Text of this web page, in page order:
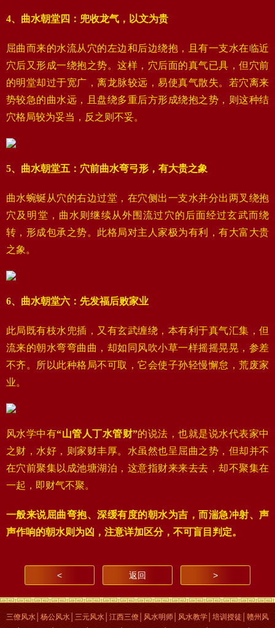
4、曲水朝堂四：兜收龙气，以文为贵
屈曲而来的水流从穴的左边和后边绕抱，且有一支水在临近
穴后又形成一绕抱之势。这样，穴后面的真气已具，但穴前
的明堂却过于宽广，离龙脉较远，易使真气散失。若穴离来
势较急的曲水远，且盘绕多重后方形成绕抱之势，则这种结
穴格局较为妥当，反之则不妥。
5、曲水朝堂五：穴前曲水弯弓形，有大贵之象
曲水蜿蜒从穴的右边过堂，在穴侧出一支水并分出两叉绕抱
穴及明堂，曲水则继续从外围流过穴的后面经过玄武而绕
转，形成包承之势。此格局对主人家极为有利，有大富大贵
之象。
6、曲水朝堂六：先发福后败家业
此局既有枝水兜插，又有玄武缠绕，本有利于真气汇集，但
流来的朝水弯弯曲曲，却如同风吹小草一样摇摇晃晃，参差
不齐。所以此种格局不可取，它会使子孙轻慢懈怠，荒废家
业。
风水学中有“山管人丁水管财”的说法，也就是说水代表家中
之财，水好，则家财丰厚。水虽然也呈屈曲之势，但却并不
在穴前聚集以成池塘湖泊，这意指财来来去去，却不聚集在
一起，即财气不聚。
一般来说屈曲弯抱、深缓有度的朝水为吉，而湍急冲射、声
声作响的朝水则为凶，注意详加区分，不可盲目判定。
< 返回 >
三僚风水│杨公风水│三元风水│江西三僚│风水明师│风水教学│培训授徒│赣州风